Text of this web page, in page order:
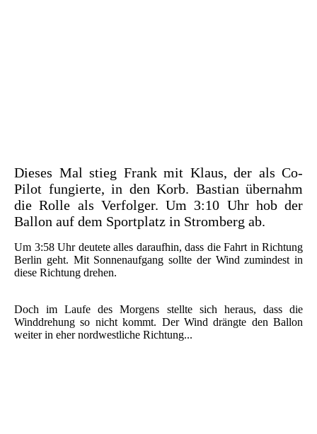
Dieses Mal stieg Frank mit Klaus, der als Co-
Pilot fungierte, in den Korb. Bastian übernahm
die Rolle als Verfolger. Um 3:10 Uhr hob der
Ballon auf dem Sportplatz in Stromberg ab.
Um 3:58 Uhr deutete alles daraufhin, dass die Fahrt in Richtung
Berlin geht. Mit Sonnenaufgang sollte der Wind zumindest in
diese Richtung drehen.
Doch im Laufe des Morgens stellte sich heraus, dass die
Winddrehung so nicht kommt. Der Wind drängte den Ballon
weiter in eher nordwestliche Richtung...